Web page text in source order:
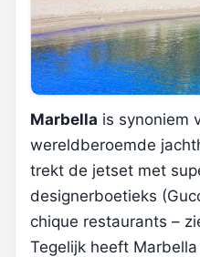
Marbella is synoniem
wereldberoemde
trekt de jetset met
designerboetieks
chique restaurants –
Tegelijk heeft